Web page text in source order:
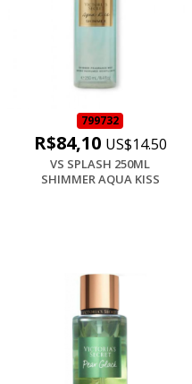
799732
R$84,10 US$14.50
VS SPLASH 250ML
SHIMMER AQUA KISS